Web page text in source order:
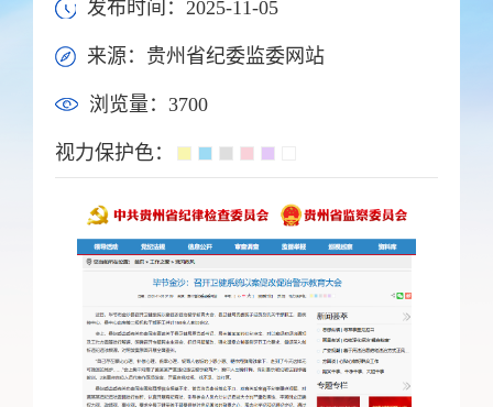
发布时间：2025-11-05
来源：贵州省纪委监委网站
浏览量： 3700
视力保护色：